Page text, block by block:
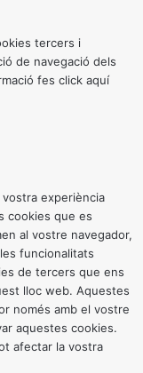
tercers i
de navegació dels
fes click aquí
experiència
cookies que es
al vostre navegador,
funcionalitats
de tercers que ens
lloc web. Aquestes
només amb el vostre
aquestes cookies.
afectar la vostra